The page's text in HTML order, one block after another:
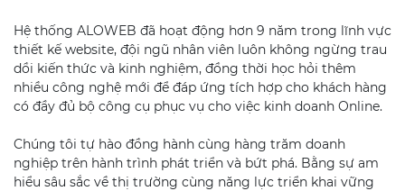
Hệ thống ALOWEB đã hoạt động hơn 9 năm trong lĩnh vực
thiết kế website, đội ngũ nhân viên luôn không ngừng trau
dồi kiến thức và kinh nghiệm, đồng thời học hỏi thêm
nhiều công nghệ mới để đáp ứng tích hợp cho khách hàng
có đầy đủ bộ công cụ phục vụ cho việc kinh doanh Online.
Chúng tôi tự hào đồng hành cùng hàng trăm doanh
nghiệp trên hành trình phát triển và bứt phá. Bằng sự am
hiểu sâu sắc về thị trường cùng năng lực triển khai vững